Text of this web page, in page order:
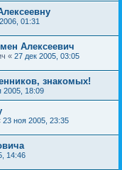
01:31
Алексеевич
« 27 дек 2005, 03:05
знакомых!
2005, 18:09
23 ноя 2005, 23:35
14:46